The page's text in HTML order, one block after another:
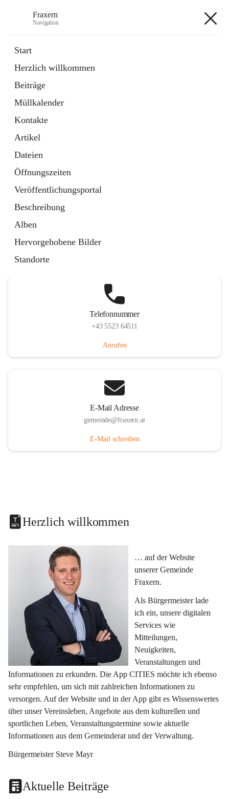
Fraxern
Navigation
Start
Herzlich willkommen
Beiträge
Müllkalender
Kontakte
Artikel
Dateien
Öffnungszeiten
Veröffentlichungsportal
Beschreibung
Alben
Hervorgehobene Bilder
Standorte
Ordner
in
Tab
Formulare
Artikel
öffnet
in
neuem
Tab
Telefonnummer
+43 5523 64511
Anrufen
E-Mail Adresse
gemeinde@fraxern.at
E-Mail schreiben
Herzlich willkommen
… auf der Website
unserer Gemeinde
Fraxern.
Als Bürgermeister lade
ich ein, unsere digitalen
Services wie
Mitteilungen,
Neuigkeiten,
Veranstaltungen und
Informationen zu erkunden. Die App CITIES möchte ich ebenso
sehr empfehlen, um sich mit zahlreichen Informationen zu
versorgen. Auf der Website und in der App gibt es Wissenswertes
über unser Vereinsleben, Angebote aus dem kulturellen und
sportlichen Leben, Veranstaltungstermine sowie aktuelle
Informationen aus dem Gemeinderat und der Verwaltung.
Bürgermeister Steve Mayr
Aktuelle Beiträge